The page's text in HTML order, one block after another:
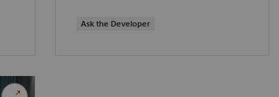
Ask the Developer